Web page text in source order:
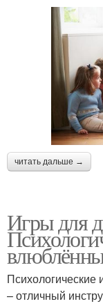
читать дальше →
Игры для
– отличный